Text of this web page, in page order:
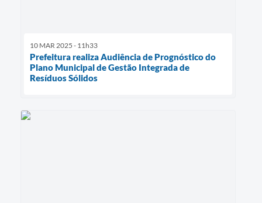
10 MAR 2025 - 11h33
Prefeitura realiza Audiência de Prognóstico do
Plano Municipal de Gestão Integrada de
Resíduos Sólidos